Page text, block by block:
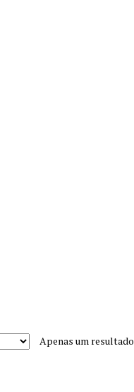
Apenas um resultado